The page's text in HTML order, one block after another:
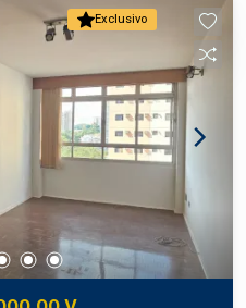
planejados
- Depósito
e uma
bem, com integração
ideal para receber
do mercado
Agende sua visita.
Exclusivo